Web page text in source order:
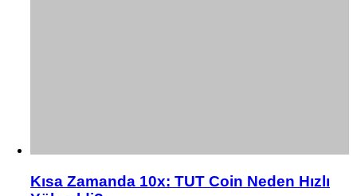
Kısa Zamanda 10x: TUT Coin Neden Hızlı